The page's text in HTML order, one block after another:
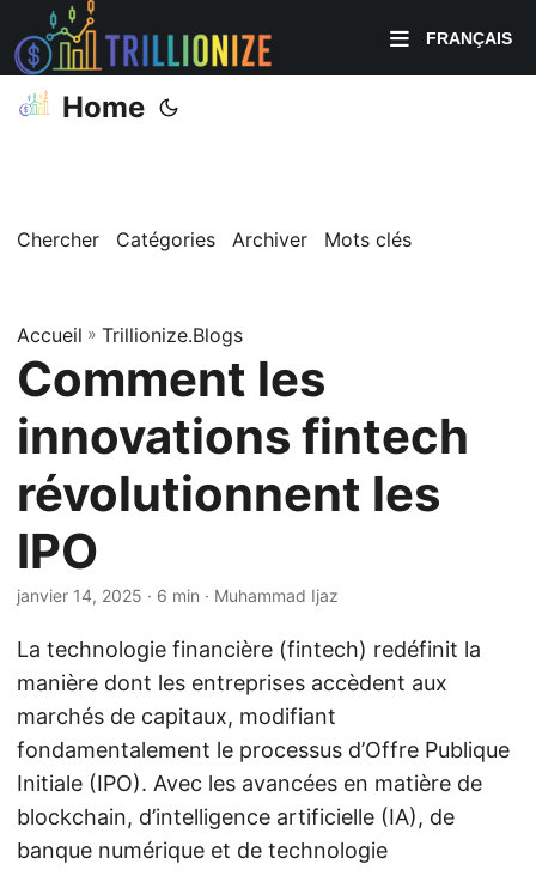
FRANÇAIS
Home
Chercher Catégories Archiver Mots clés
Accueil » Trillionize.Blogs
Comment les
innovations fintech
révolutionnent les
IPO
janvier 14, 2025 · 6 min · Muhammad Ijaz
La technologie financière (fintech) redéfinit la
manière dont les entreprises accèdent aux
marchés de capitaux, modifiant
fondamentalement le processus d’Offre Publique
Initiale (IPO). Avec les avancées en matière de
blockchain, d’intelligence artificielle (IA), de
banque numérique et de technologie